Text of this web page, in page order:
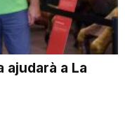
ajudarà a La